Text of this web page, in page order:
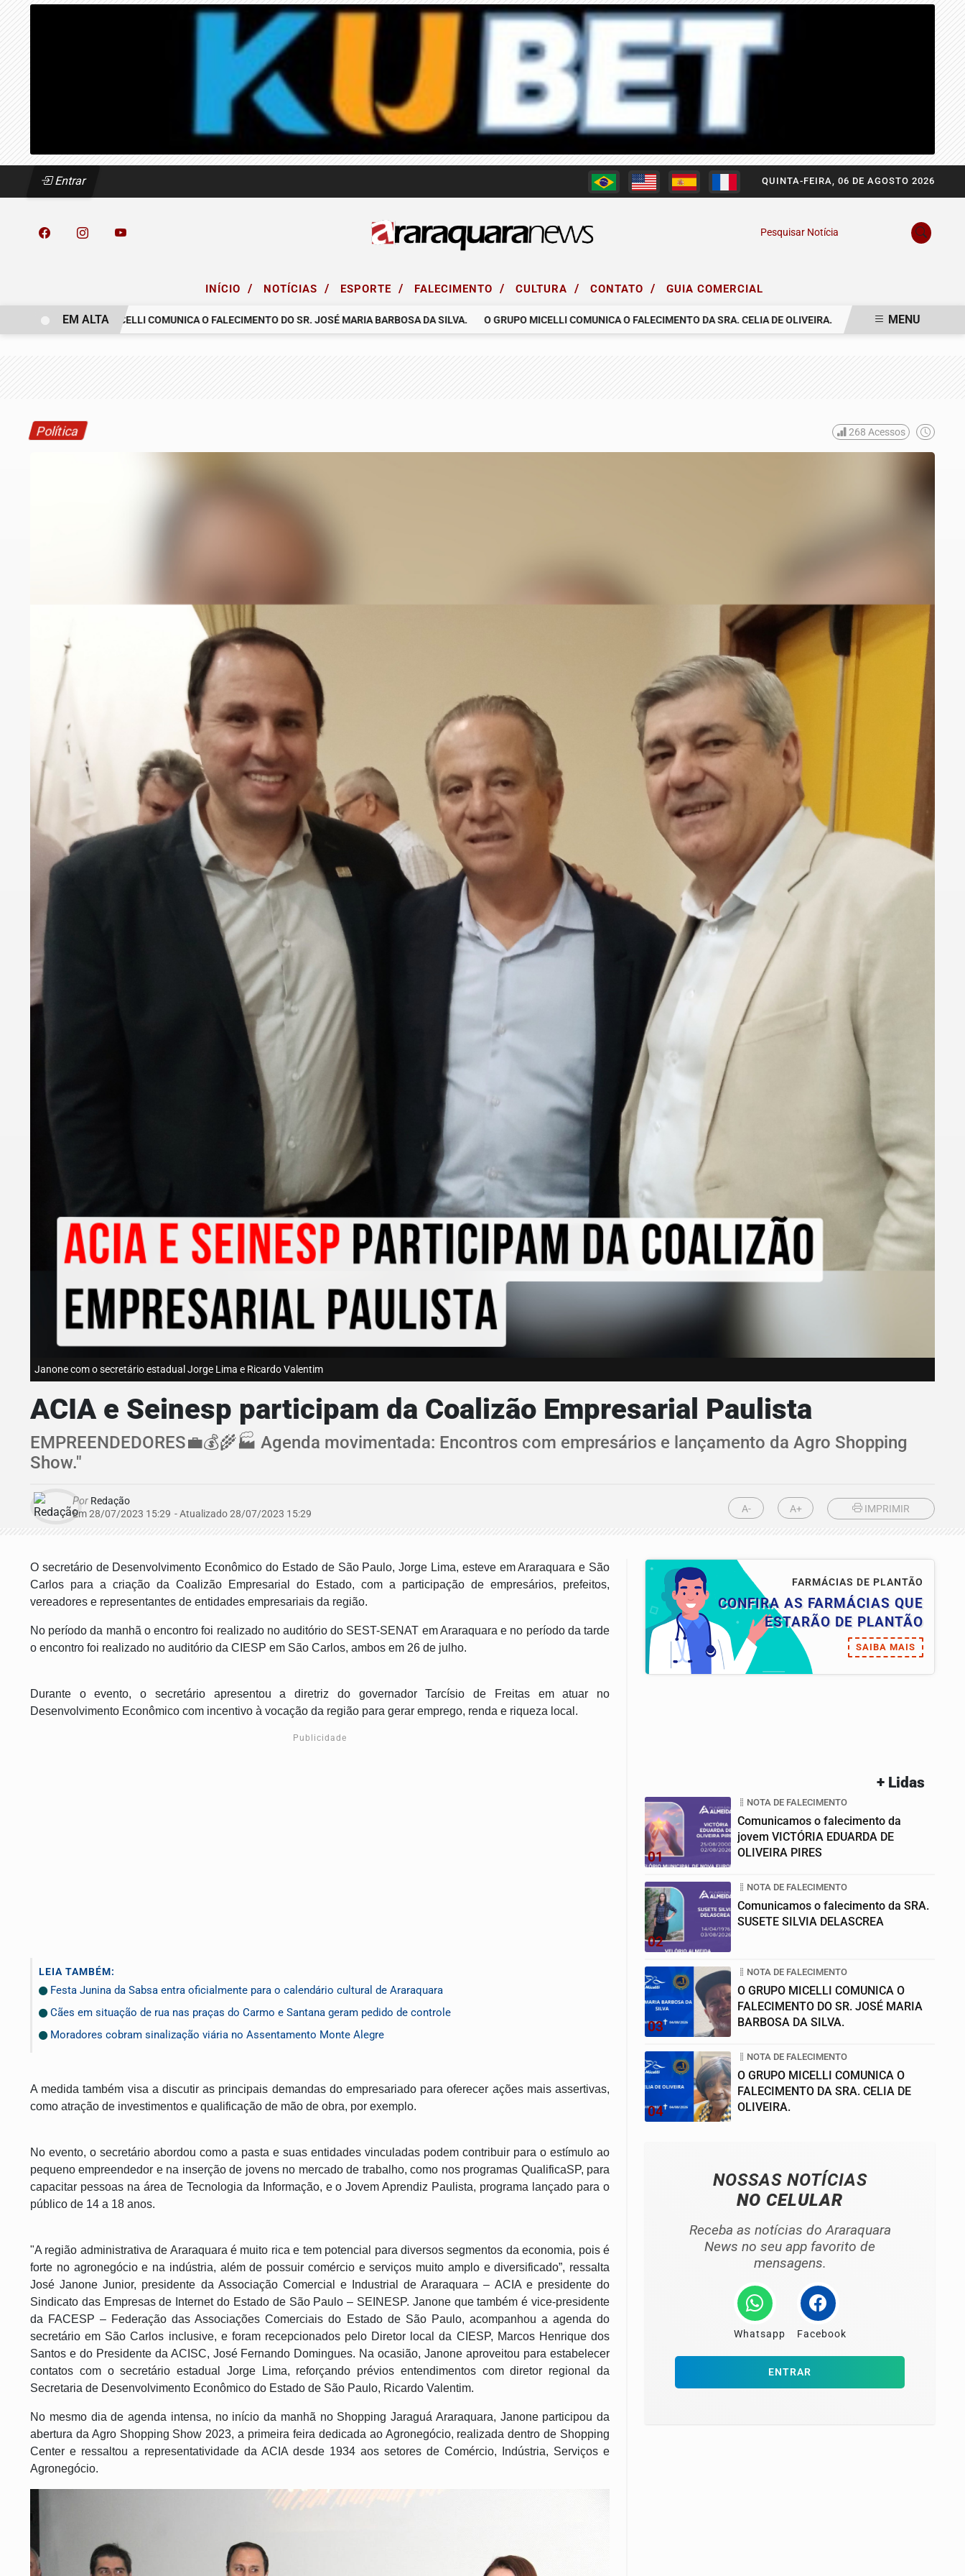
Entrar QUINTA-FEIRA, 06 DE AGOSTO 2026
Pesquisar Notícia
INÍCIO / NOTÍCIAS / ESPORTE / FALECIMENTO / CULTURA / CONTATO / GUIA COMERCIAL
O GRUPO MICELLI COMUNICA O FALECIMENTO DO SR. JOSÉ MARIA BARBOSA DA SILVA. O GRUPO MICELLI COMUNICA O FALECIMENTO DA SRA. CELIA DE OLIVEIRA. COMUNICAMOS O
EM ALTA MENU
Política 268 Acessos
Janone com o secretário estadual Jorge Lima e Ricardo Valentim
ACIA e Seinesp participam da Coalizão Empresarial Paulista
EMPREENDEDORES💼💰🌾🏭 Agenda movimentada: Encontros com empresários e lançamento da Agro Shopping
Show."
Por Redação
Em 28/07/2023 15:29 - Atualizado28/07/2023 15:29 A- A+ IMPRIMIR
O secretário de Desenvolvimento Econômico do Estado de São Paulo, Jorge Lima, esteve em Araraquara e São
Carlos para a criação da Coalizão Empresarial do Estado, com a participação de empresários, prefeitos,
vereadores e representantes de entidades empresariais da região.
No período da manhã o encontro foi realizado no auditório do SEST-SENAT em Araraquara e no período da tarde
o encontro foi realizado no auditório da CIESP em São Carlos, ambos em 26 de julho.
Durante o evento, o secretário apresentou a diretriz do governador Tarcísio de Freitas em atuar no
Desenvolvimento Econômico com incentivo à vocação da região para gerar emprego, renda e riqueza local.
Publicidade
LEIA TAMBÉM:
Festa Junina da Sabsa entra oficialmente para o calendário cultural de Araraquara
Cães em situação de rua nas praças do Carmo e Santana geram pedido de controle
Moradores cobram sinalização viária no Assentamento Monte Alegre
A medida também visa a discutir as principais demandas do empresariado para oferecer ações mais assertivas,
como atração de investimentos e qualificação de mão de obra, por exemplo.
No evento, o secretário abordou como a pasta e suas entidades vinculadas podem contribuir para o estímulo ao
pequeno empreendedor e na inserção de jovens no mercado de trabalho, como nos programas QualificaSP, para
capacitar pessoas na área de Tecnologia da Informação, e o Jovem Aprendiz Paulista, programa lançado para o
público de 14 a 18 anos.
"A região administrativa de Araraquara é muito rica e tem potencial para diversos segmentos da economia, pois é
forte no agronegócio e na indústria, além de possuir comércio e serviços muito amplo e diversificado”, ressalta
José Janone Junior, presidente da Associação Comercial e Industrial de Araraquara – ACIA e presidente do
Sindicato das Empresas de Internet do Estado de São Paulo – SEINESP. Janone que também é vice-presidente
da FACESP – Federação das Associações Comerciais do Estado de São Paulo, acompanhou a agenda do
secretário em São Carlos inclusive, e foram recepcionados pelo Diretor local da CIESP, Marcos Henrique dos
Santos e do Presidente da ACISC, José Fernando Domingues. Na ocasião, Janone aproveitou para estabelecer
contatos com o secretário estadual Jorge Lima, reforçando prévios entendimentos comdiretor regional da
Secretaria de Desenvolvimento Econômico do Estado de São Paulo, Ricardo Valentim.
No mesmo dia de agenda intensa, no início da manhã no Shopping Jaraguá Araraquara, Janone participou da
abertura da Agro Shopping Show 2023, a primeira feira dedicada ao Agronegócio, realizada dentro de Shopping
Center e ressaltou a representatividade da ACIA desde 1934 aos setores de Comércio, Indústria, Serviços e
Agronegócio.
FARMÁCIAS DE PLANTÃO
CONFIRA AS FARMÁCIAS QUE
ESTARÃO DE PLANTÃO
SAIBA MAIS
+ Lidas
01
NOTA DE FALECIMENTO
Comunicamos o falecimento da
jovem VICTÓRIA EDUARDA DE
OLIVEIRA PIRES
02
NOTA DE FALECIMENTO
Comunicamos o falecimento da SRA.
SUSETE SILVIA DELASCREA
03
NOTA DE FALECIMENTO
O GRUPO MICELLI COMUNICA O
FALECIMENTO DO SR. JOSÉ MARIA
BARBOSA DA SILVA.
04
NOTA DE FALECIMENTO
O GRUPO MICELLI COMUNICA O
FALECIMENTO DA SRA. CELIA DE
OLIVEIRA.
NOSSAS NOTÍCIAS
NO CELULAR
Receba as notícias do Araraquara
News no seu app favorito de
mensagens.
Whatsapp Facebook
ENTRAR